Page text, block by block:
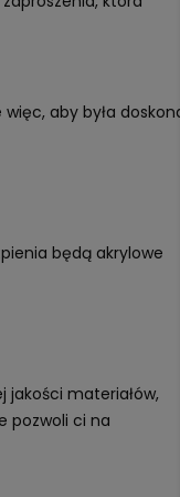
aby była
będą akrylowe
jakości materiałów,
pozwoli ci na